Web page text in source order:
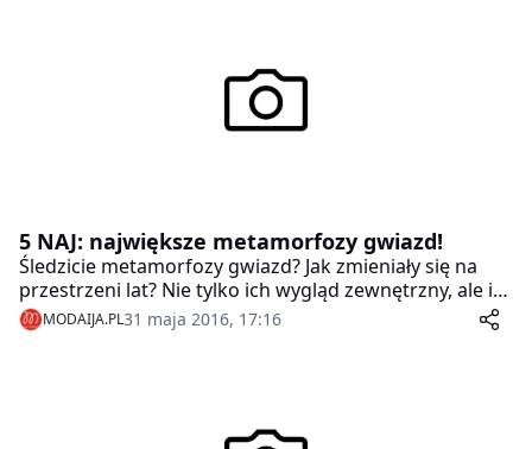
5 NAJ: największe metamorfozy gwiazd!
Śledzicie metamorfozy gwiazd? Jak zmieniały się na
przestrzeni lat? Nie tylko ich wygląd zewnętrzny, ale i
osobowość, kreacje i stylizacje modowe.
MODAIJA.PL31 maja 2016, 17:16